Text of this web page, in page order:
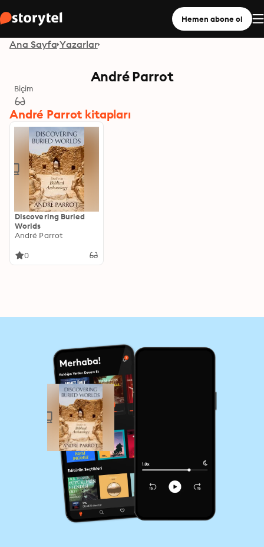
Hemen abone ol
Ana Sayfa Yazarlar
André Parrot
Biçim
André Parrot kitapları
Discovering Buried
Worlds
André Parrot
0